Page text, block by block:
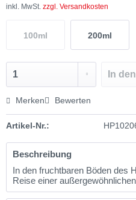
inkl. MwSt. zzgl. Versandkosten
100ml 200ml
In den
Merken Bewerten
Artikel-Nr.:
Beschreibung
In den fruchtbaren Böden des
Reise einer